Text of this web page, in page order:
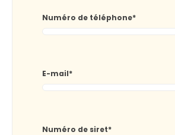
Numéro de téléphone*
E-mail*
Numéro de siret*